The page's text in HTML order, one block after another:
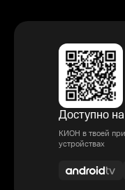
Доступно
КИОН в твоей
устройствах